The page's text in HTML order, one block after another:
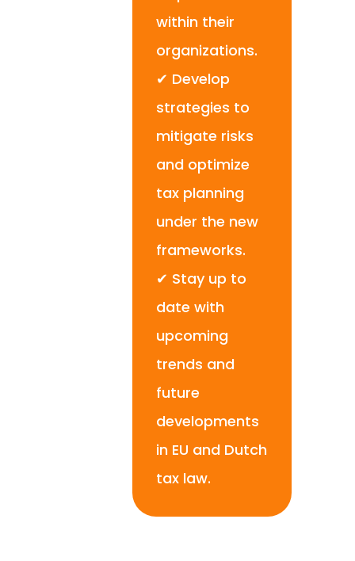
within their
organizations.
✔ Develop
strategies to
mitigate risks
and optimize
tax planning
under the new
frameworks.
✔ Stay up to
date with
upcoming
trends and
future
developments
in EU and Dutch
tax law.